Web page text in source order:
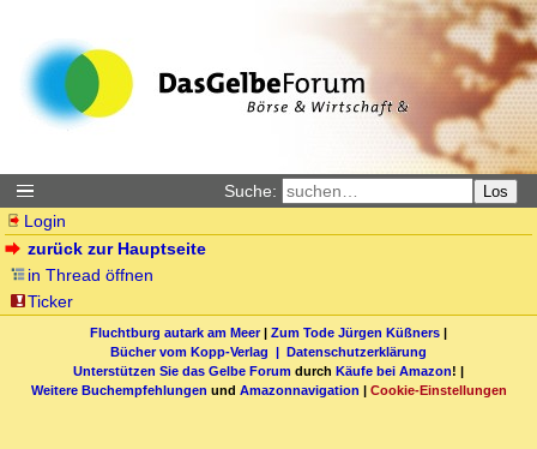
Suche: Los
Login
zurück zur Hauptseite
in Thread öffnen
Ticker
Fluchtburg autark am Meer| Zum Tode Jürgen Küßners |
Bücher vom Kopp-Verlag | Datenschutzerklärung
Unterstützen Sie das Gelbe Forum durch Käufe bei Amazon! |
Weitere Buchempfehlungen und Amazonnavigation | Cookie-Einstellungen